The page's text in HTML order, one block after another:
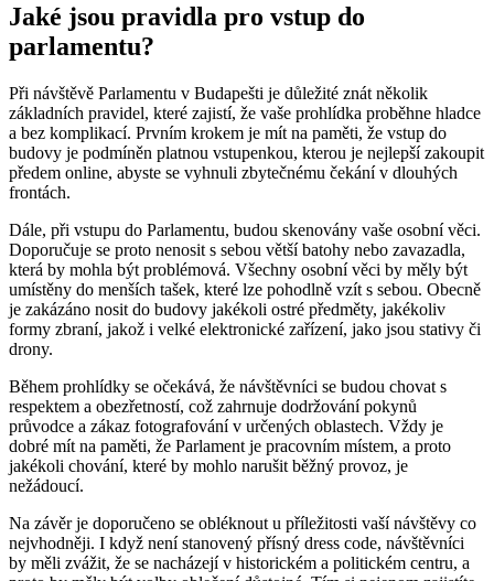
Jaké jsou pravidla pro vstup do
parlamentu?
Při návštěvě Parlamentu v Budapešti je důležité znát několik
základních pravidel, které zajistí, že vaše prohlídka proběhne hladce
a bez komplikací. Prvním krokem je mít na paměti, že vstup do
budovy je podmíněn platnou vstupenkou, kterou je nejlepší zakoupit
předem online, abyste se vyhnuli zbytečnému čekání v dlouhých
frontách.
Dále, při vstupu do Parlamentu, budou skenovány vaše osobní věci.
Doporučuje se proto nenosit s sebou větší batohy nebo zavazadla,
která by mohla být problémová. Všechny osobní věci by měly být
umístěny do menších tašek, které lze pohodlně vzít s sebou. Obecně
je zakázáno nosit do budovy jakékoli ostré předměty, jakékoliv
formy zbraní, jakož i velké elektronické zařízení, jako jsou stativy či
drony.
Během prohlídky se očekává, že návštěvníci se budou chovat s
respektem a obezřetností, což zahrnuje dodržování pokynů
průvodce a zákaz fotografování v určených oblastech. Vždy je
dobré mít na paměti, že Parlament je pracovním místem, a proto
jakékoli chování, které by mohlo narušit běžný provoz, je
nežádoucí.
Na závěr je doporučeno se obléknout u příležitosti vaší návštěvy co
nejvhodněji. I když není stanovený přísný dress code, návštěvníci
by měli zvážit, že se nacházejí v historickém a politickém centru, a